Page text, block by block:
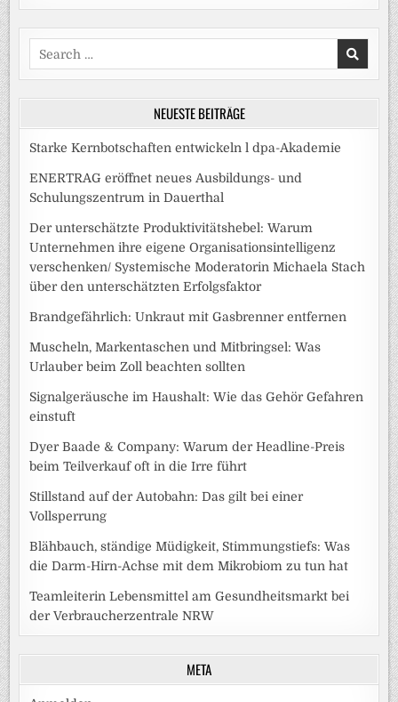
Search
for:
NEUESTE BEITRÄGE
Starke Kernbotschaften entwickeln l dpa-Akademie
ENERTRAG eröffnet neues Ausbildungs- und
Schulungszentrum in Dauerthal
Der unterschätzte Produktivitätshebel: Warum
Unternehmen ihre eigene Organisationsintelligenz
verschenken/ Systemische Moderatorin Michaela Stach
über den unterschätzten Erfolgsfaktor
Brandgefährlich: Unkraut mit Gasbrenner entfernen
Muscheln, Markentaschen und Mitbringsel: Was
Urlauber beim Zoll beachten sollten
Signalgeräusche im Haushalt: Wie das Gehör Gefahren
einstuft
Dyer Baade & Company: Warum der Headline-Preis
beim Teilverkauf oft in die Irre führt
Stillstand auf der Autobahn: Das gilt bei einer
Vollsperrung
Blähbauch, ständige Müdigkeit, Stimmungstiefs: Was
die Darm-Hirn-Achse mit dem Mikrobiom zu tun hat
Teamleiterin Lebensmittel am Gesundheitsmarkt bei
der Verbraucherzentrale NRW
META